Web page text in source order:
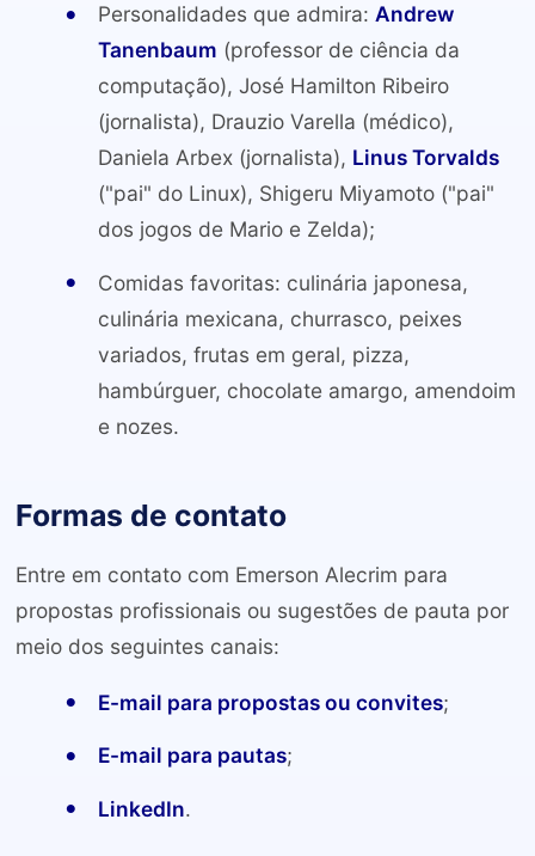
Personalidades que admira: Andrew
Tanenbaum (professor de ciência da
computação), José Hamilton Ribeiro
(jornalista), Drauzio Varella (médico),
Daniela Arbex (jornalista), Linus Torvalds
("pai" do Linux), Shigeru Miyamoto ("pai"
dos jogos de Mario e Zelda);
Comidas favoritas: culinária japonesa,
culinária mexicana, churrasco, peixes
variados, frutas em geral, pizza,
hambúrguer, chocolate amargo, amendoim
e nozes.
Formas de contato
Entre em contato com Emerson Alecrim para
propostas profissionais ou sugestões de pauta por
meio dos seguintes canais:
E-mail para propostas ou convites;
E-mail para pautas;
LinkedIn.